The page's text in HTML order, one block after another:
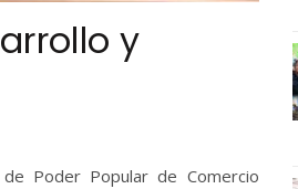
y
Poder Popular de Comercio